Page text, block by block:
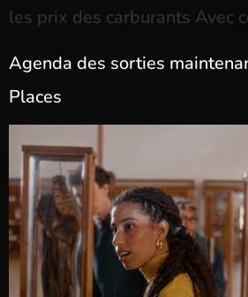
les prix des carburants Avec
Agenda des sorties
Places